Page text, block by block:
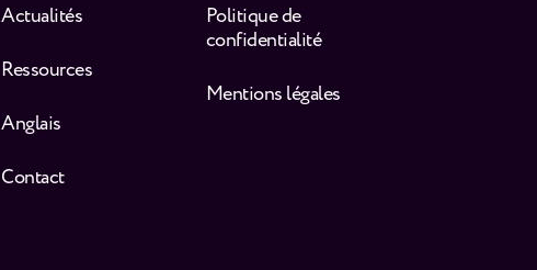
Actualités
Ressources
Anglais
Contact
Politique de
confidentialité
Mentions légales